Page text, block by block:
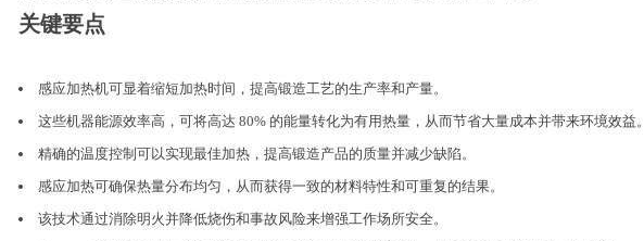
关键要点
感应加热机可显着缩短加热时间，提高锻造工艺的生产率和产量。
这些机器能源效率高，可将高达 80% 的能量转化为有用热量，从而节省大量成本并带来环境效益。
精确的温度控制可以实现最佳加热，提高锻造产品的质量并减少缺陷。
感应加热可确保热量分布均匀，从而获得一致的材料特性和可重复的结果。
该技术通过消除明火并降低烧伤和事故风险来增强工作场所安全。